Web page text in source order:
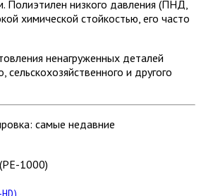
Полиэтилен низкого давления (ПНД,
химической стойкостью, его часто
ненагруженных деталей
сельскохозяйственного и другого
самые недавние